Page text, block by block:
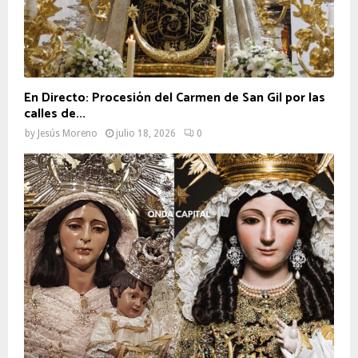
En Directo: Procesión del Carmen de San Gil por las
calles de...
by Jesús Moreno julio 18, 2026 0